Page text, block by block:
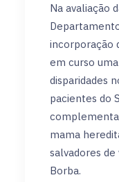
Na avaliação
incorporação
em curso
disparidades
pacientes do
mama
salvadores de
Borba.